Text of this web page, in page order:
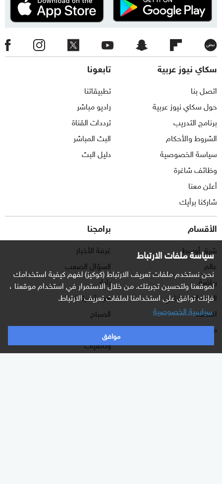
سياسة ملفات الارتباط
نحن نستخدم ملفات تعريف الارتباط (كوكيز) لفهم كيفية استخدامك
لموقعنا ولتحسين تجربتك. من خلال الاستمرار في استخدام موقعنا ،
فإنك توافق على استخدامنا لملفات تعريف الارتباط.
سياسية الخصوصية
موافق
سكاي نيوز عربية
اتصل بنا
حول سكاي نيوز عربية
برنامج التدريب
الشروط والأحكام
سياسة الخصوصية
وظائف شاغرة
أعلن معنا
شاركنا برأيك
تابعونا
تطبيقاتنا
راديو مباشر
ترددات القناة
البث المباشر
دليل البث
الأقسام
شرق أوسط
عالم
رياضة
الذكاء الاصطناعي
اقتصاد
منوعات
برامجنا
غرفة الأخبار
السؤال الصعب
رادار
هجمة مرتدة
الصباح
كلينيك
وثائقيات